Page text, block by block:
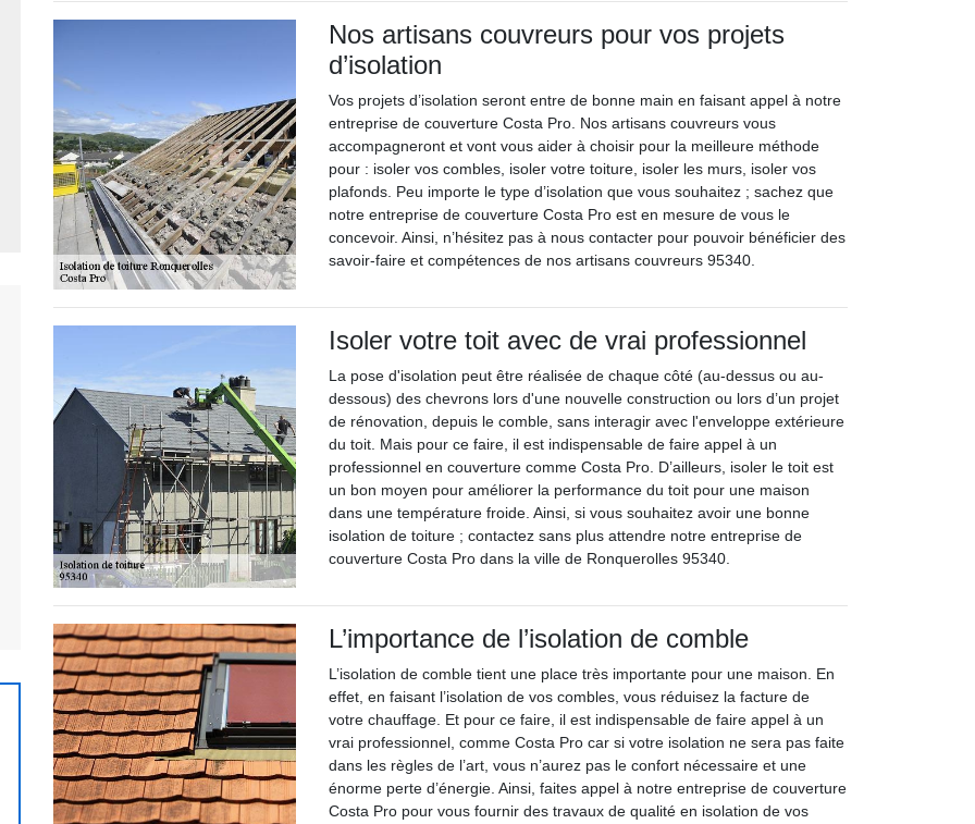
Nos artisans couvreurs pour vos projets
d’isolation
Vos projets d’isolation seront entre de bonne main en faisant appel à notre
entreprise de couverture Costa Pro. Nos artisans couvreurs vous
accompagneront et vont vous aider à choisir pour la meilleure méthode
pour : isoler vos combles, isoler votre toiture, isoler les murs, isoler vos
plafonds. Peu importe le type d’isolation que vous souhaitez ; sachez que
notre entreprise de couverture Costa Pro est en mesure de vous le
concevoir. Ainsi, n’hésitez pas à nous contacter pour pouvoir bénéficier des
savoir-faire et compétences de nos artisans couvreurs 95340.
Isoler votre toit avec de vrai professionnel
La pose d'isolation peut être réalisée de chaque côté (au-dessus ou au-
dessous) des chevrons lors d'une nouvelle construction ou lors d’un projet
de rénovation, depuis le comble, sans interagir avec l'enveloppe extérieure
du toit. Mais pour ce faire, il est indispensable de faire appel à un
professionnel en couverture comme Costa Pro. D’ailleurs, isoler le toit est
un bon moyen pour améliorer la performance du toit pour une maison
dans une température froide. Ainsi, si vous souhaitez avoir une bonne
isolation de toiture ; contactez sans plus attendre notre entreprise de
couverture Costa Pro dans la ville de Ronquerolles 95340.
L’importance de l’isolation de comble
L’isolation de comble tient une place très importante pour une maison. En
effet, en faisant l’isolation de vos combles, vous réduisez la facture de
votre chauffage. Et pour ce faire, il est indispensable de faire appel à un
vrai professionnel, comme Costa Pro car si votre isolation ne sera pas faite
dans les règles de l’art, vous n’aurez pas le confort nécessaire et une
énorme perte d’énergie. Ainsi, faites appel à notre entreprise de couverture
Costa Pro pour vous fournir des travaux de qualité en isolation de vos